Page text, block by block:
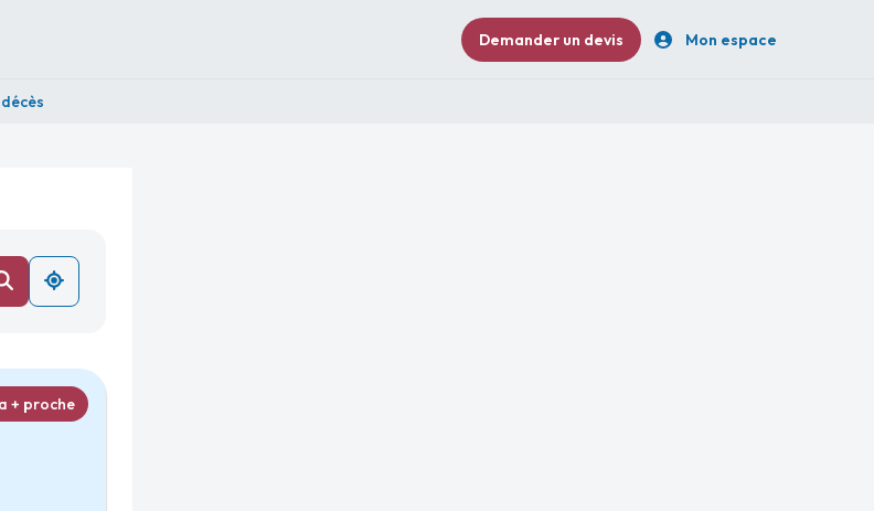
Demander un devis Mon espace
+ proche